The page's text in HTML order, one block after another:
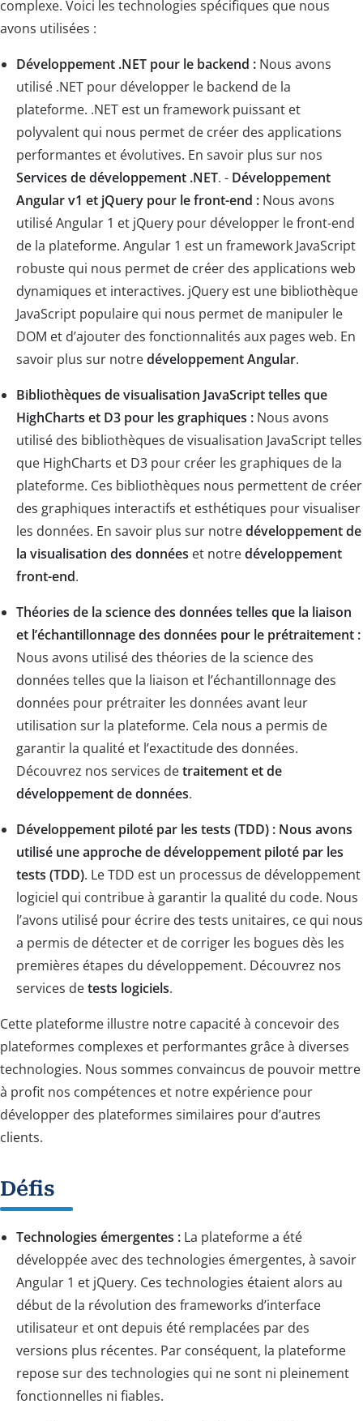
complexe. Voici les technologies spécifiques que nous
avons utilisées :
Développement .NET pour le backend : Nous avons
utilisé .NET pour développer le backend de la
plateforme. .NET est un framework puissant et
polyvalent qui nous permet de créer des applications
performantes et évolutives. En savoir plus sur nos
Services de développement .NET. - Développement
Angular v1 et jQuery pour le front-end : Nous avons
utilisé Angular 1 et jQuery pour développer le front-end
de la plateforme. Angular 1 est un framework JavaScript
robuste qui nous permet de créer des applications web
dynamiques et interactives. jQuery est une bibliothèque
JavaScript populaire qui nous permet de manipuler le
DOM et d’ajouter des fonctionnalités aux pages web. En
savoir plus sur notredéveloppement Angular.
Bibliothèques de visualisation JavaScript telles que
HighCharts et D3 pour les graphiques : Nous avons
utilisé des bibliothèques de visualisation JavaScript telles
que HighCharts et D3 pour créer les graphiques de la
plateforme. Ces bibliothèques nous permettent de créer
des graphiques interactifs et esthétiques pour visualiser
les données. En savoir plus sur notredéveloppement de
la visualisation des données et notredéveloppement
front-end.
Théories de la science des données telles que la liaison
et l’échantillonnage des données pour le prétraitement :
Nous avons utilisé des théories de la science des
données telles que la liaison et l’échantillonnage des
données pour prétraiter les données avant leur
utilisation sur la plateforme. Cela nous a permis de
garantir la qualité et l’exactitude des données.
Découvrez nos services detraitement et de
développement de données.
Développement piloté par les tests (TDD) : Nous avons
utilisé une approche de développement piloté par les
tests (TDD). Le TDD est un processus de développement
logiciel qui contribue à garantir la qualité du code. Nous
l’avons utilisé pour écrire des tests unitaires, ce qui nous
a permis de détecter et de corriger les bogues dès les
premières étapes du développement. Découvrez nos
services detests logiciels.
Cette plateforme illustre notre capacité à concevoir des
plateformes complexes et performantes grâce à diverses
technologies. Nous sommes convaincus de pouvoir mettre
à profit nos compétences et notre expérience pour
développer des plateformes similaires pour d’autres
clients.
Défis
Technologies émergentes : La plateforme a été
développée avec des technologies émergentes, à savoir
Angular 1 et jQuery. Ces technologies étaient alors au
début de la révolution des frameworks d’interface
utilisateur et ont depuis été remplacées par des
versions plus récentes. Par conséquent, la plateforme
repose sur des technologies qui ne sont ni pleinement
fonctionnelles ni fiables.